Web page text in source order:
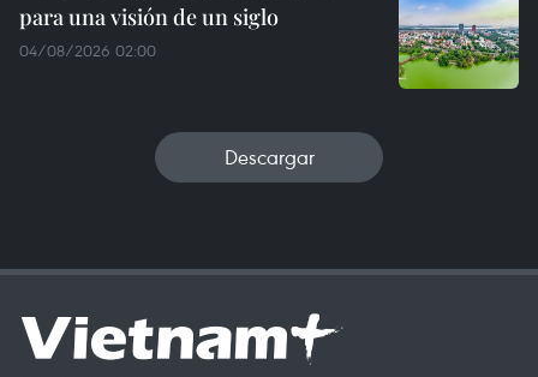
para una visión de un siglo
04/08/2026 02:00
Descargar